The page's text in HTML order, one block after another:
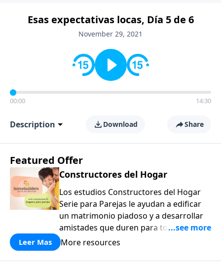
Esas expectativas locas, Día 5 de 6
November 29, 2021
00:00 14:30
Description Download Share
Featured Offer
Constructores del Hogar
Los estudios Constructores del Hogar
Serie para Parejas le ayudan a edificar
un matrimonio piadoso y a desarrollar
amistades que duren para toda la vida.
¡Únase a uno de los estudios de grupos
a casa los principios de la Palabra de
Leer Mas More resources